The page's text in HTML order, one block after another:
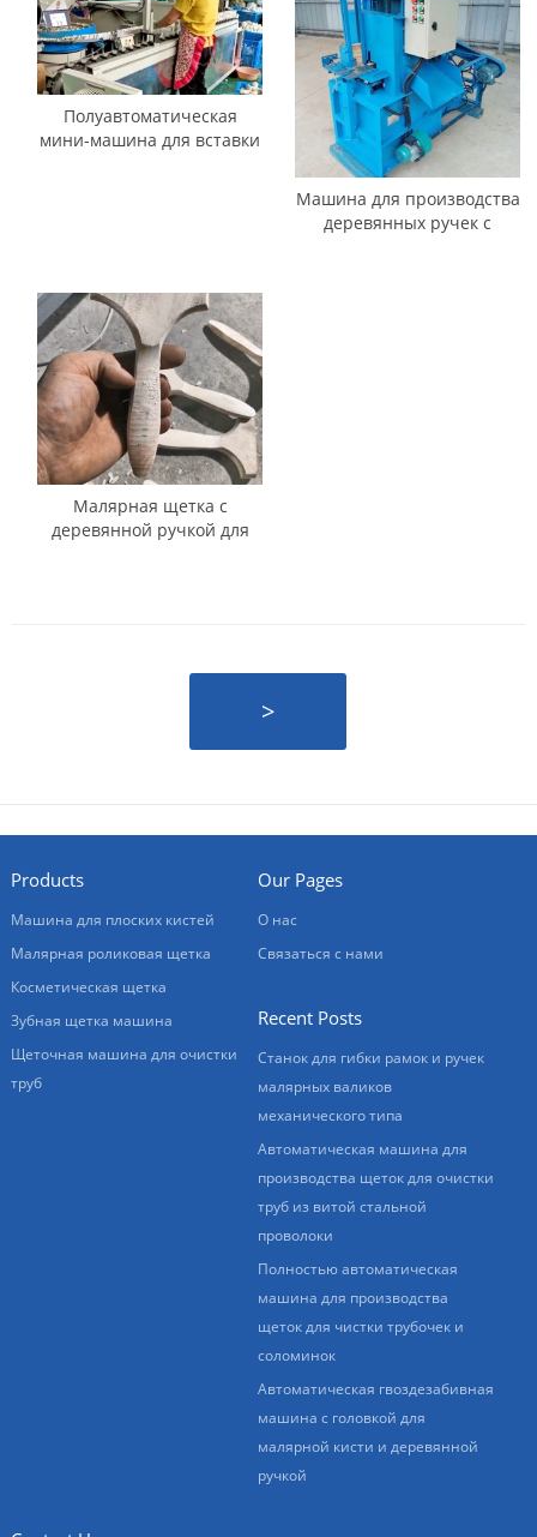
Полуавтоматическая
мини-машина для вставки
Машина для производства
деревянных ручек с
Малярная щетка с
деревянной ручкой для
>
Products
Машина для плоских кистей
Малярная роликовая щетка
Косметическая щетка
Зубная щетка машина
Щеточная машина для очистки
труб
Our Pages
О нас
Связаться с нами
Recent Posts
Станок для гибки рамок и ручек
малярных валиков
механического типа
Автоматическая машина для
производства щеток для очистки
труб из витой стальной
проволоки
Полностью автоматическая
машина для производства
щеток для чистки трубочек и
соломинок
Автоматическая гвоздезабивная
машина с головкой для
малярной кисти и деревянной
ручкой